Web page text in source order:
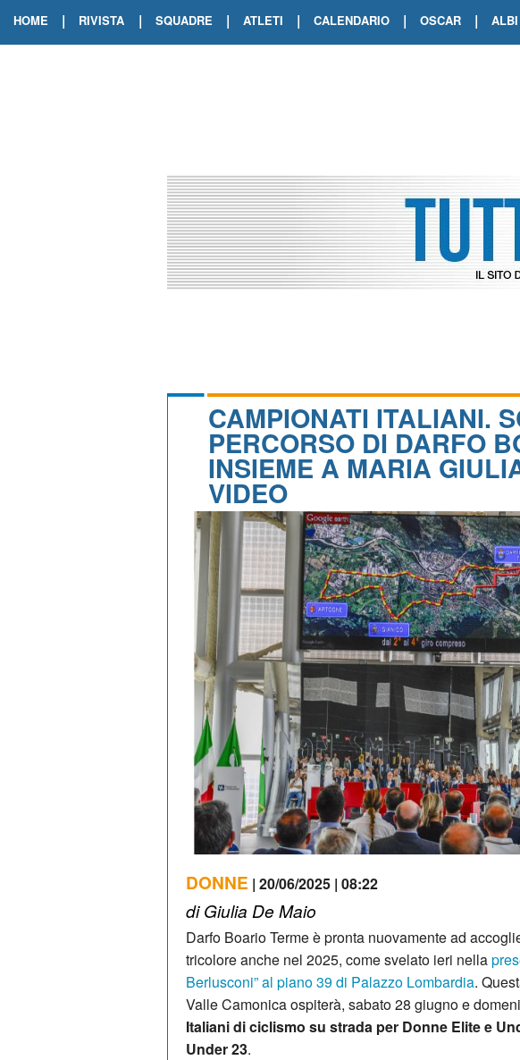
HOME | RIVISTA | SQUADRE | ATLETI | CALENDARIO | OSCAR |
CAMPIONATI ITALIANI.
PERCORSO DI DARFO
INSIEME A MARIA
VIDEO
DONNE | 20/06/2025 | 08:22
di Giulia De Maio
Darfo Boario Terme è pronta nuovamente ad
tricolore anche nel 2025, come svelato ieri nella
Berlusconi” al piano 39 di Palazzo Lombardia.
Valle Camonica ospiterà, sabato 28 giugno e
Italiani di ciclismo su strada per Donne Elite e
Under 23.